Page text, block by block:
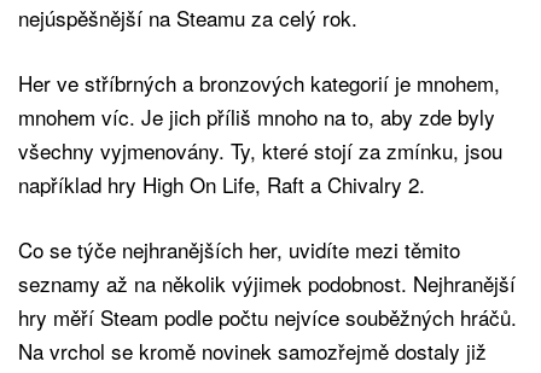
nejúspěšnější na Steamu za celý rok.
Her ve stříbrných a bronzových kategorií je mnohem,
mnohem víc. Je jich příliš mnoho na to, aby zde byly
všechny vyjmenovány. Ty, které stojí za zmínku, jsou
například hry High On Life, Raft a Chivalry 2.
Co se týče nejhranějších her, uvidíte mezi těmito
seznamy až na několik výjimek podobnost. Nejhranější
hry měří Steam podle počtu nejvíce souběžných hráčů.
Na vrchol se kromě novinek samozřejmě dostaly již